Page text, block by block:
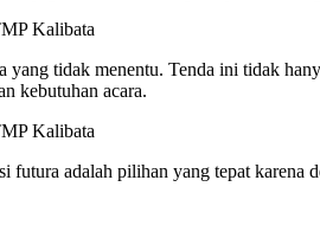
tidak menentu. Tenda ini tidak
kebutuhan acara.
futura adalah pilihan yang tepat